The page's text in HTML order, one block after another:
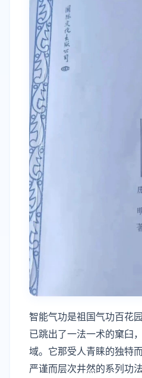
智能气功是祖国气功百花
已跳出了一法一术的窠臼
域。它那受人青睐的独特
严谨而层次井然的系列功